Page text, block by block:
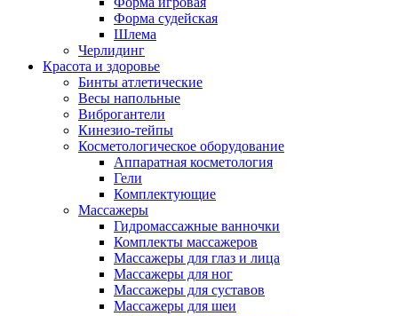
Форма судейская
Шлема
Черлидинг
Красота и здоровье
Бинты атлетические
Весы напольные
Виброгантели
Кинезио-тейпы
Косметологическое оборудование
Аппаратная косметология
Гели
Комплектующие
Массажеры
Гидромассажные ванночки
Комплекты массажеров
Массажеры для глаз и лица
Массажеры для ног
Массажеры для суставов
Массажеры для шеи